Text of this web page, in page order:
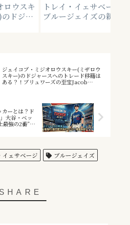
ロウスキ
ドジャ
ードの
トレイ・イェサベージ
ブルージェイズの新星
ジェイコブ・ミジオロウスキー(ミザロウ
スキー)のドジャースへのトレード移籍は
ある？！ブリュワーズの至宝Jacob
カーとは？ド
大谷・ベッ
最強の2番”を
イェサベージ ブルージェイズ